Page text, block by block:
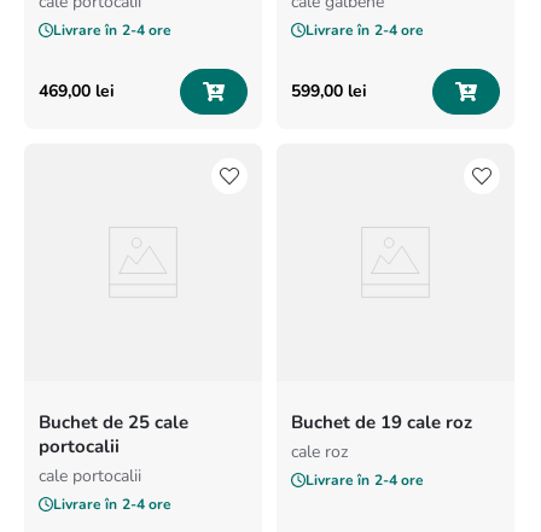
Livrare în 2-4 ore
469,00 lei
Livrare în 2-4 ore
599,00 lei
Buchet de 25 cale
portocalii
cale portocalii
Livrare în 2-4 ore
Buchet de 19 cale roz
cale roz
Livrare în 2-4 ore